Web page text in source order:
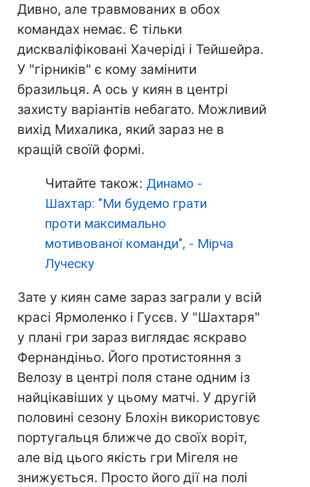
Дивно, але травмованих в обох
командах немає. Є тільки
дискваліфіковані Хачеріді і Тейшейра.
У "гірників" є кому замінити
бразильця. А ось у киян в центрі
захисту варіантів небагато. Можливий
вихід Михалика, який зараз не в
кращій своїй формі.
Читайте також: Динамо -
Шахтар: "Ми будемо грати
проти максимально
мотивованої команди", - Мірча
Луческу
Зате у киян саме зараз заграли у всій
красі Ярмоленко і Гусєв. У "Шахтаря"
у плані гри зараз виглядає яскраво
Фернандіньо. Його протистояння з
Велозу в центрі поля стане одним із
найцікавіших у цьому матчі. У другій
половині сезону Блохін використовує
португальця ближче до своїх воріт,
але від цього якість гри Мігеля не
знижується. Просто його дії на полі